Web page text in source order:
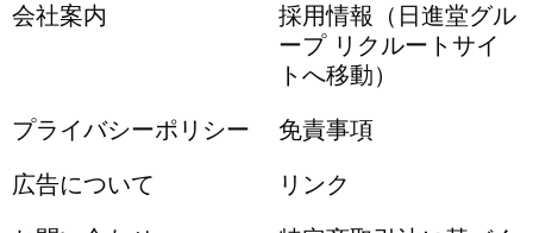
会社案内
採用情報（日進堂グル
ープ リクルートサイ
トへ移動）
プライバシーポリシー 免責事項
広告について リンク